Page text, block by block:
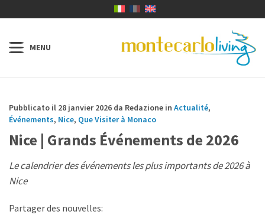
Pubblicato il 28 janvier 2026 da Redazione in Actualité,
Événements, Nice, Que Visiter à Monaco
Nice | Grands Événements de 2026
Le calendrier des événements les plus importants de 2026 à
Nice
Partager des nouvelles: